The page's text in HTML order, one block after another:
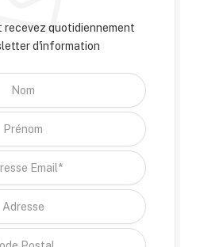
recevez quotidiennement
d'information